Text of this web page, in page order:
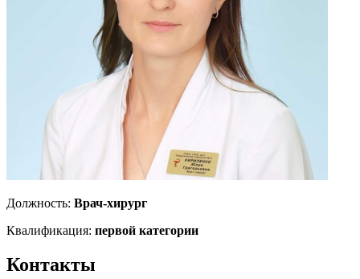
Должность: Врач-хирург
Квалификация: первой категории
Контакты